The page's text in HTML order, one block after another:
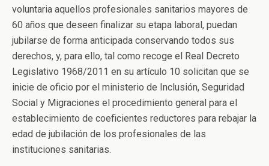
voluntaria aquellos profesionales sanitarios mayores de
60 años que deseen finalizar su etapa laboral, puedan
jubilarse de forma anticipada conservando todos sus
derechos, y, para ello, tal como recoge el Real Decreto
Legislativo 1968/2011 en su artículo 10 solicitan que se
inicie de oficio por el ministerio de Inclusión, Seguridad
Social y Migraciones el procedimiento general para el
establecimiento de coeficientes reductores para rebajar la
edad de jubilación de los profesionales de las
instituciones sanitarias.